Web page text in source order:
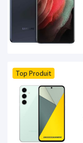
Top Produit